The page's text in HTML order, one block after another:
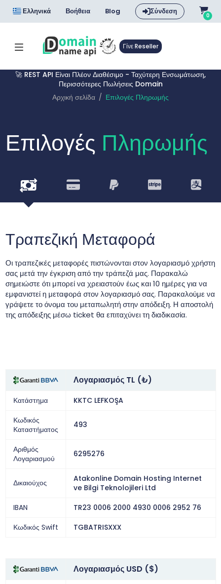
Ελληνικά Βοήθεια Blog Σύνδεση 0
Γίνε Reseller
🚀 REST API Είναι Πλέον Διαθέσιμο - Ταχύτερη Ενσωμάτωση,
Περισσότερες Πωλήσεις Domain
Αρχική σελίδα
Επιλογές Πληρωμής
Επιλογές Πληρωμής
Τραπεζική Μεταφορά
Οι τραπεζικές μεταφορές πιστώνονται στον λογαριασμό χρήστη
σας μετά την έγκριση από την τράπεζά μας. Παρακαλώ
σημειώστε ότι μπορεί να χρειαστούν έως και 10 ημέρες για να
εμφανιστεί η μεταφορά στον λογαριασμό σας. Παρακαλούμε να
γράψετε το όνομα του μεταπωλητή στην απόδειξη. Η αποστολή
της απόδειξης μέσω ticket θα επιταχύνει τη διαδικασία.
Λογαριασμός TL (₺)
Κατάστημα
KKTC LEFKOŞA
Κωδικός
Καταστήματος
493
Αριθμός
Λογαριασμού
6295276
Δικαιούχος
Atakonline Domain Hosting Internet
ve Bilgi Teknolojileri Ltd
IBAN
TR23 0006 2000 4930 0006 2952 76
Κωδικός Swift
TGBATRISXXX
Λογαριασμός USD ($)